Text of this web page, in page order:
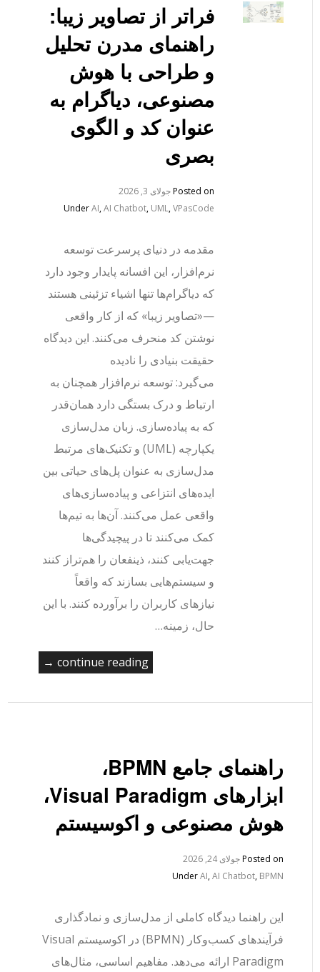
فراتر از تصاویر زیبا:
راهنمای مدرن تحلیل
و طراحی با هوش
مصنوعی، دیاگرام به
عنوان کد و الگوی
بصری
Posted onجولای 3, 2026
UnderAI, AI Chatbot,UML,VPasCode
مقدمه در دنیای پرسرعت توسعه
نرم‌افزار، این افسانه پایدار وجود دارد
که دیاگرام‌ها تنها اشیاء تزئینی هستند
—«تصاویر زیبا» که از کار واقعی
نوشتن کد منحرف می‌کنند. این دیدگاه
حقیقت بنیادی را نادیده
می‌گیرد: توسعه نرم‌افزار همچنان به
ارتباط و درک بستگی دارد همان‌قدر
که به پیاده‌سازی. زبان مدل‌سازی
یکپارچه (UML) و تکنیک‌های مرتبط
مدل‌سازی به عنوان پل‌های حیاتی بین
ایده‌های انتزاعی و پیاده‌سازی‌های
واقعی عمل می‌کنند. آن‌ها به تیم‌ها
کمک می‌کنند تا در پیچیدگی‌ها
جهت‌یابی کنند، ذینفعان را هم‌تراز کنند
و سیستم‌هایی بسازند که واقعاً
نیازهای کاربران را برآورده کنند. با این
حال، زمینه…
continue reading →
راهنمای جامع BPMN،
ابزارهای Visual Paradigm،
هوش مصنوعی و اکوسیستم
Posted onجولای 24, 2026
UnderAI, AI Chatbot,BPMN
این راهنما دیدگاه کاملی از مدل‌سازی و نمادگذاری
فرآیندهای کسب‌وکار (BPMN) در اکوسیستم Visual
Paradigm ارائه می‌دهد. مفاهیم اساسی، مثال‌های